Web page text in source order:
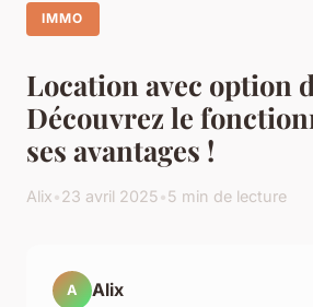
IMMO
Location avec option
Découvrez le
ses avantages !
Alix•23 avril 2025•5 min de lecture
A Alix